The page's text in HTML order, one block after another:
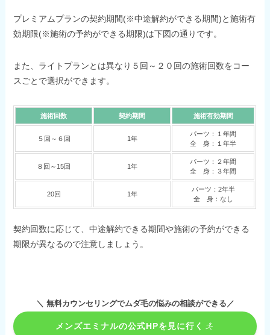
プレミアムプランの契約期間(※中途解約ができる期間)と施術有
効期限(※施術の予約ができる期限)は下図の通りです。
また、ライトプランとは異なり５回～２０回の施術回数をコー
スごとで選択ができます。
施術回数 契約期間 施術有効期間
５回～６回 1年
パーツ：１年間
全 身：１年半
８回～15回 1年
パーツ：２年間
全 身：３年間
20回 1年
パーツ：2年半
全 身：なし
契約回数に応じて、中途解約できる期間や施術の予約ができる
期限が異なるので注意しましょう。
＼ 無料カウンセリングでムダ毛の悩みの相談ができる／
メンズエミナルの公式HPを見に行く